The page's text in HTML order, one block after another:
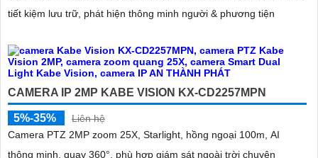
tiết kiệm lưu trữ, phát hiện thông minh người & phương tiện
CAMERA IP 2MP KABE VISION KX-CD2257MPN
5%-35%
Liên hệ
Camera PTZ 2MP zoom 25X, Starlight, hồng ngoại 100m, AI
thông minh, quay 360°, phù hợp giám sát ngoài trời chuyên